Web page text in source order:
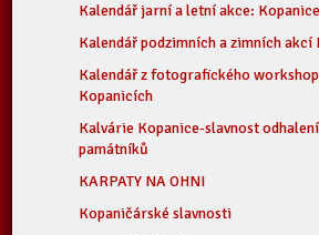
Kalendář jarní a letní akce:
Kalendář podzimních a zimních akcí
Kalendář z fotografického
Kopanicích
Kalvárie Kopanice-slavnost
památníků
KARPATY NA OHNI
Kopaničárské slavnosti